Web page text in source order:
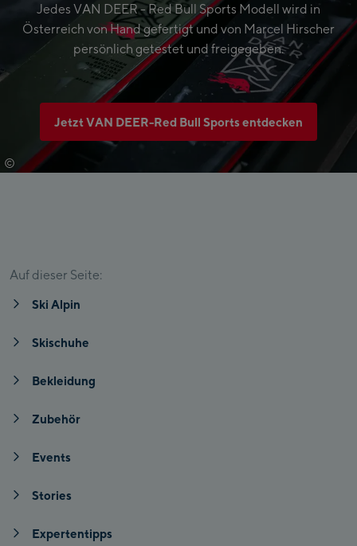
© Van Deer - Red Bull Sports
Jedes VAN DEER - Red Bull Sports Modell wird in
Österreich von Hand gefertigt und von Marcel Hirscher
persönlich getestet und freigegeben.
Jetzt VAN DEER-Red Bull Sports entdecken
Auf dieser Seite:
Ski Alpin
Skischuhe
Bekleidung
Zubehör
Events
Stories
Expertentipps